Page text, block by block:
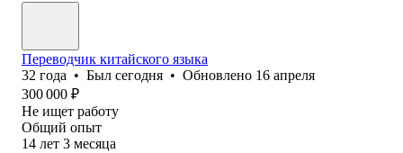
Переводчик китайского языка
32 года • Был сегодня • Обновлено 16 апреля
300 000 ₽
Не ищет работу
Общий опыт
14 лет 3 месяца